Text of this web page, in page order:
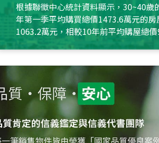
根據聯徵中心統計資料顯示，30~40歲
年第一季平均購買總價1473.6萬元的
1063.2萬元，相較10年前平均購屋總
約550萬元，且貸款金額也多